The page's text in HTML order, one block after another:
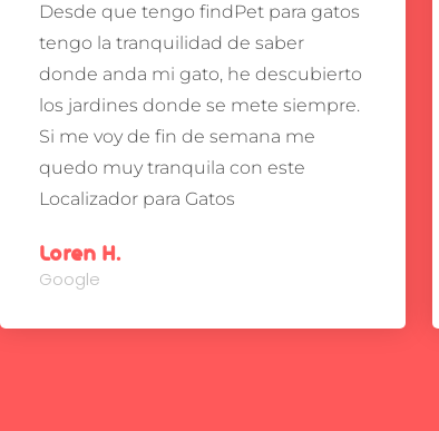
Desde que tengo findPet para gatos
tengo la tranquilidad de saber
donde anda mi gato, he descubierto
los jardines donde se mete siempre.
Si me voy de fin de semana me
quedo muy tranquila con este
Localizador para Gatos
Loren H.
Google